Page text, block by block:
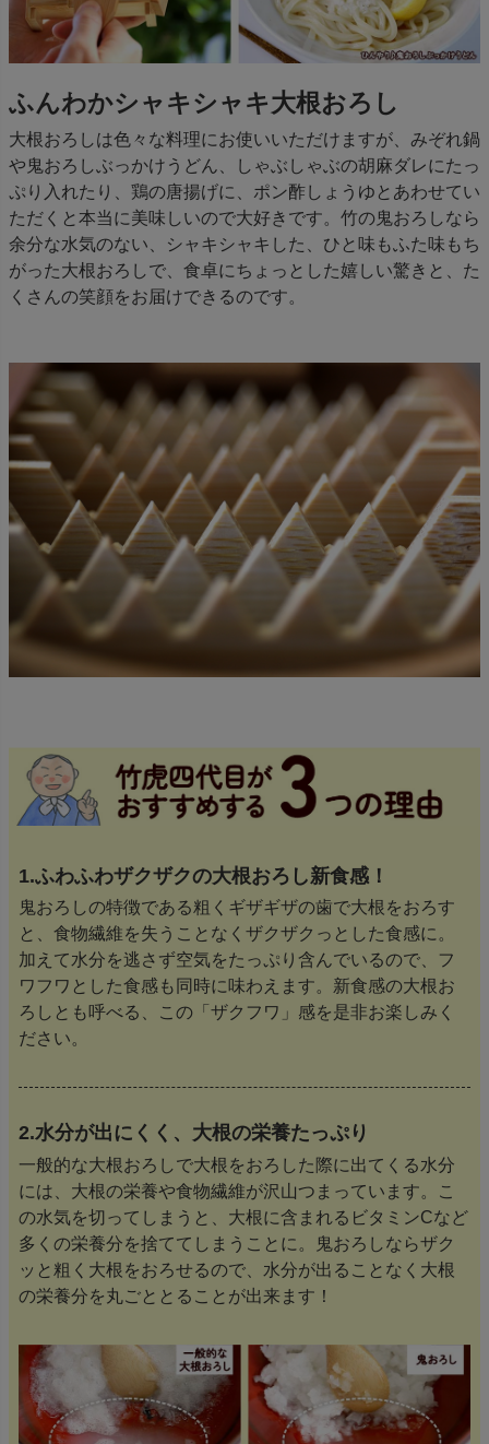
ふんわかシャキシャキ大根おろし
大根おろしは色々な料理にお使いいただけますが、みぞれ鍋
や鬼おろしぶっかけうどん、しゃぶしゃぶの胡麻ダレにたっ
ぷり入れたり、鶏の唐揚げに、ポン酢しょうゆとあわせてい
ただくと本当に美味しいので大好きです。竹の鬼おろしなら
余分な水気のない、シャキシャキした、ひと味もふた味もち
がった大根おろしで、食卓にちょっとした嬉しい驚きと、た
くさんの笑顔をお届けできるのです。
1.ふわふわザクザクの大根おろし新食感！
鬼おろしの特徴である粗くギザギザの歯で大根をおろす
と、食物繊維を失うことなくザクザクっとした食感に。
加えて水分を逃さず空気をたっぷり含んでいるので、フ
ワフワとした食感も同時に味わえます。新食感の大根お
ろしとも呼べる、この「ザクフワ」感を是非お楽しみく
ださい。
2.水分が出にくく、大根の栄養たっぷり
一般的な大根おろしで大根をおろした際に出てくる水分
には、大根の栄養や食物繊維が沢山つまっています。こ
の水気を切ってしまうと、大根に含まれるビタミンCなど
多くの栄養分を捨ててしまうことに。鬼おろしならザク
ッと粗く大根をおろせるので、水分が出ることなく大根
の栄養分を丸ごととることが出来ます！